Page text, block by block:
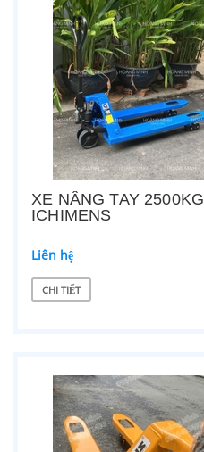
XE NÂNG TAY 2500KG
ICHIMENS
Liên hệ
CHI TIẾT